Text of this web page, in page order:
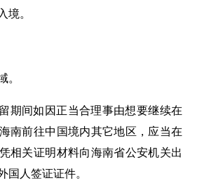
境。
。
期间如因正当合理事由想要继续在
南前往中国境内其它地区，应当在
相关证明材料向海南省公安机关出
国人签证证件。